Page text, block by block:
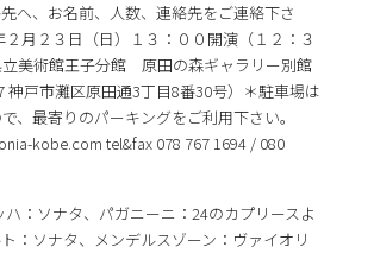
へ、お名前、人数、連絡先をご連絡下さ
２月２３日（日）１３：００開演（１２：３
立美術館王子分館 原田の森ギャラリー別館
神戸市灘区原田通3丁目8番30号）＊駐車場は
、最寄りのパーキングをご利用下さい。
kobe.com tel&fax 078 767 1694 / 080
ハ：ソナタ、パガニーニ：24のカプリースよ
：ソナタ、メンデルスゾーン：ヴァイオリ